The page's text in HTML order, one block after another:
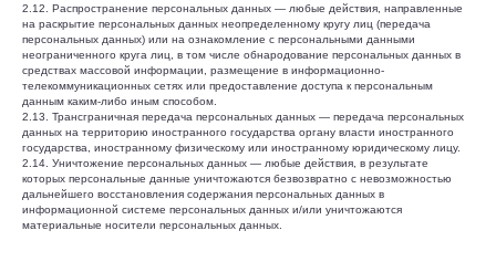
2.12. Распространение персональных данных — любые действия, направленные
на раскрытие персональных данных неопределенному кругу лиц (передача
персональных данных) или на ознакомление с персональными данными
неограниченного круга лиц, в том числе обнародование персональных данных в
средствах массовой информации, размещение в информационно-
телекоммуникационных сетях или предоставление доступа к персональным
данным каким-либо иным способом.
2.13. Трансграничная передача персональных данных — передача персональных
данных на территорию иностранного государства органу власти иностранного
государства, иностранному физическому или иностранному юридическому лицу.
2.14. Уничтожение персональных данных — любые действия, в результате
которых персональные данные уничтожаются безвозвратно с невозможностью
дальнейшего восстановления содержания персональных данных в
информационной системе персональных данных и/или уничтожаются
материальные носители персональных данных.